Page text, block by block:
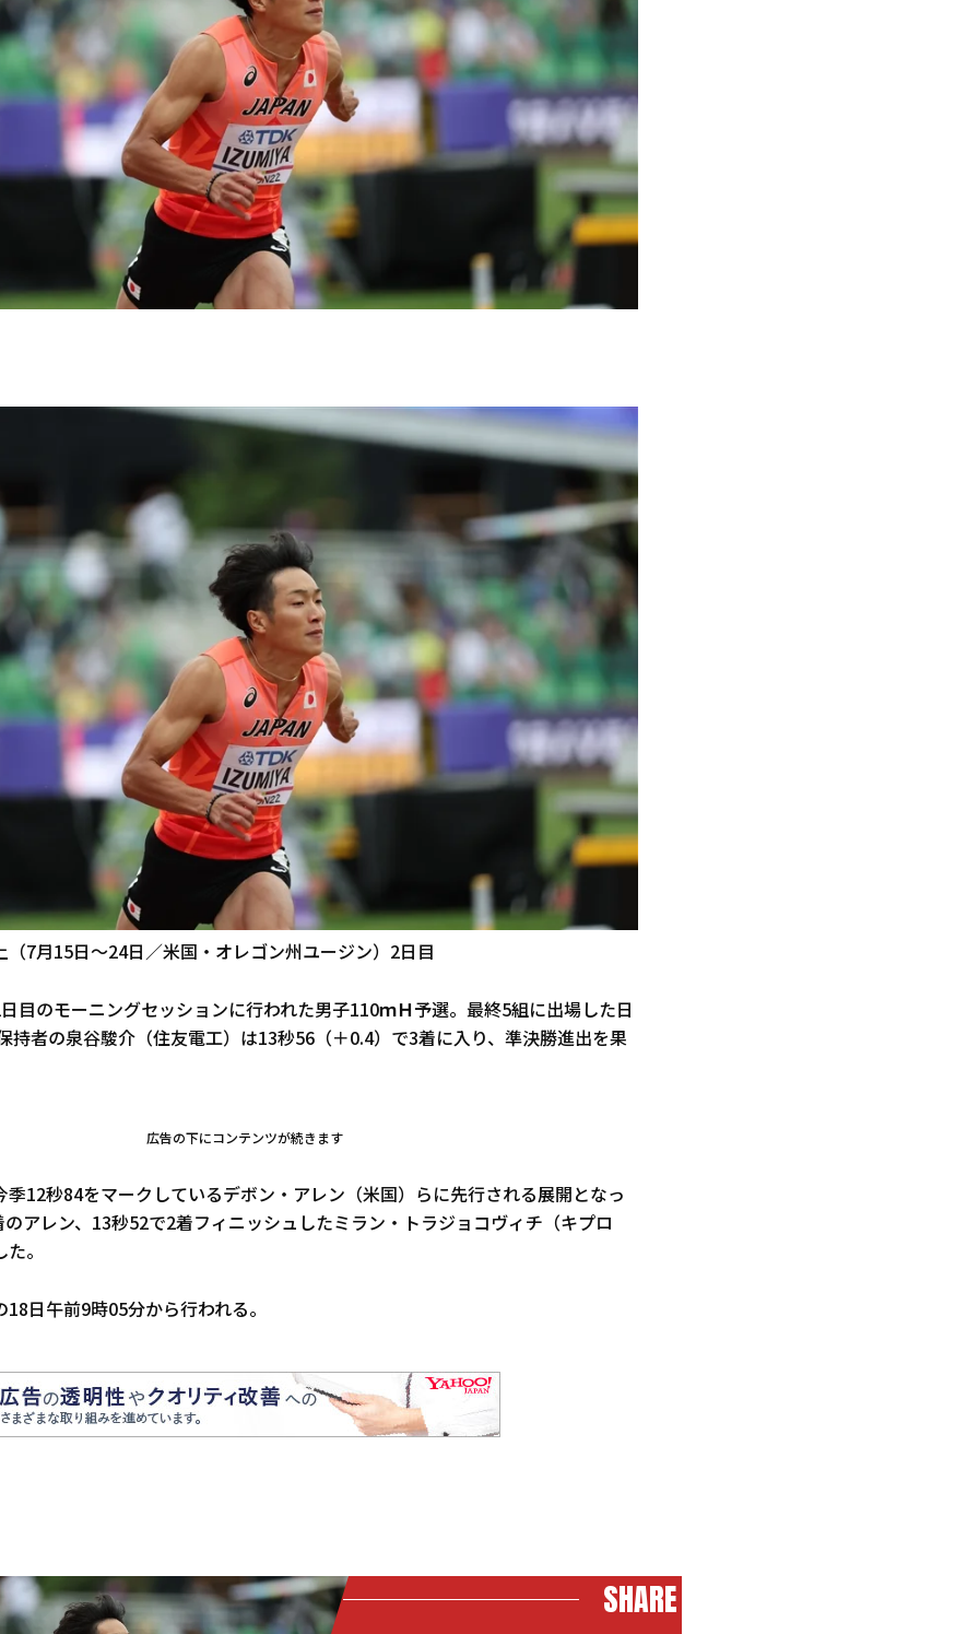
7月15日～24日／米国・オレゴン州ユージン）2日目
目のモーニングセッションに行われた男子110ｍＨ予選。最終5組に出場した日
持者の泉谷駿介（住友電工）は13秒56（＋0.4）で3着に入り、準決勝進出を果
広告の下にコンテンツが続きます
季12秒84をマークしているデボン・アレン（米国）らに先行される展開となっ
アレン、13秒52で2着フィニッシュしたミラン・トラジョコヴィチ（キプロ
。
日午前9時05分から行われる。
SHARE